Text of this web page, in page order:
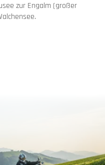
zur Engalm (großer